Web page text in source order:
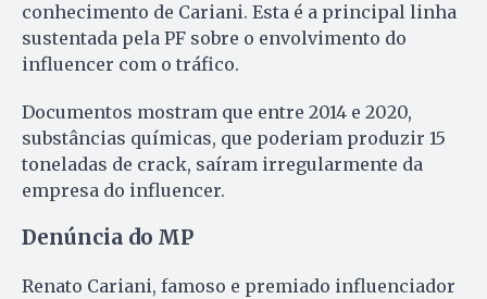
conhecimento de Cariani. Esta é a principal linha
sustentada pela PF sobre o envolvimento do
influencer com o tráfico.
Documentos mostram que entre 2014 e 2020,
substâncias químicas, que poderiam produzir 15
toneladas de crack, saíram irregularmente da
empresa do influencer.
Denúncia do MP
Renato Cariani, famoso e premiado influenciador